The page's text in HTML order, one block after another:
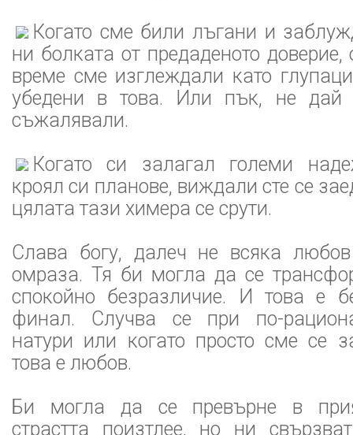
Когато сме били лъгани и
ни болката от предаденото доверие,
време сме изглеждали като
убедени в това. Или пък, не
съжалявали.
Когато си залагал големи
кроял си планове, виждали сте се
цялата тази химера се срути.
Слава богу, далеч не всяка
омраза. Тя би могла да се
спокойно безразличие. И това е
финал. Случва се при по-
натури или когато просто сме се
това е любов.
Би могла да се превърне в
страстта поизтлее, но ни